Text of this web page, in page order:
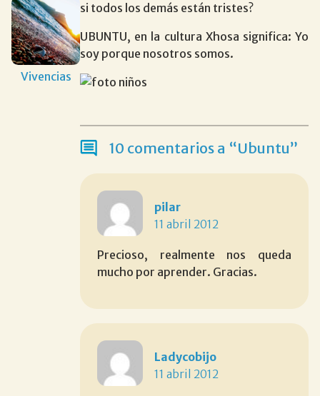
Vivencias
si todos los demás están tristes?
UBUNTU, en la cultura Xhosa significa: Yo
soy porque nosotros somos.
10 comentarios a “Ubuntu”
pilar
11 abril 2012
Precioso, realmente nos queda
mucho por aprender. Gracias.
Ladycobijo
11 abril 2012